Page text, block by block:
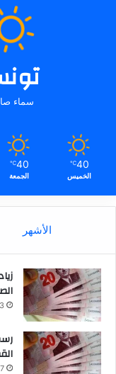
سماء
40
℃
الخميس
40
℃
الجمعة
الأشهر
3 مايو، 2024
17